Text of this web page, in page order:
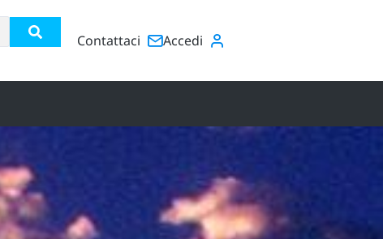
Contattaci Accedi